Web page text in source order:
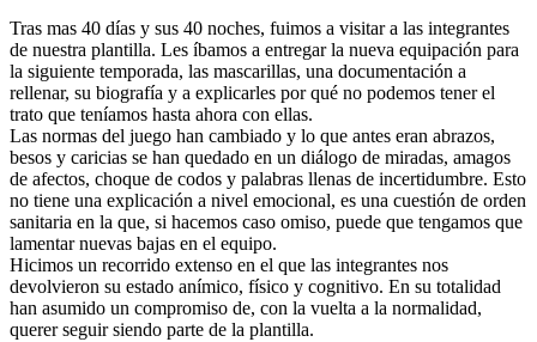
Tras mas 40 días y sus 40 noches, fuimos a visitar a las integrantes
de nuestra plantilla. Les íbamos a entregar la nueva equipación para
la siguiente temporada, las mascarillas, una documentación a
rellenar, su biografía y a explicarles por qué no podemos tener el
trato que teníamos hasta ahora con ellas.
Las normas del juego han cambiado y lo que antes eran abrazos,
besos y caricias se han quedado en un diálogo de miradas, amagos
de afectos, choque de codos y palabras llenas de incertidumbre. Esto
no tiene una explicación a nivel emocional, es una cuestión de orden
sanitaria en la que, si hacemos caso omiso, puede que tengamos que
lamentar nuevas bajas en el equipo.
Hicimos un recorrido extenso en el que las integrantes nos
devolvieron su estado anímico, físico y cognitivo. En su totalidad
han asumido un compromiso de, con la vuelta a la normalidad,
querer seguir siendo parte de la plantilla.